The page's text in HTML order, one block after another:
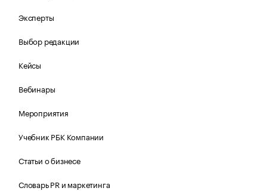
Эксперты
Выбор редакции
Кейсы
Вебинары
Мероприятия
Учебник РБК Компании
Статьи о бизнесе
Словарь PR и маркетинга